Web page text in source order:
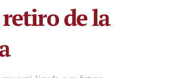
de la